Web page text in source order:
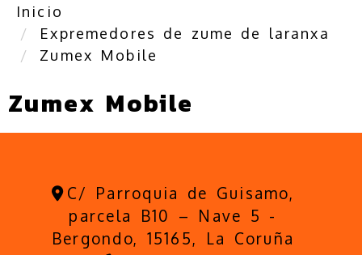
Inicio
Expremedores de zume de laranxa
Zumex Mobile
Zumex Mobile
C/ Parroquia de Guisamo,
parcela B10 – Nave 5 -
Bergondo, 15165, La Coruña